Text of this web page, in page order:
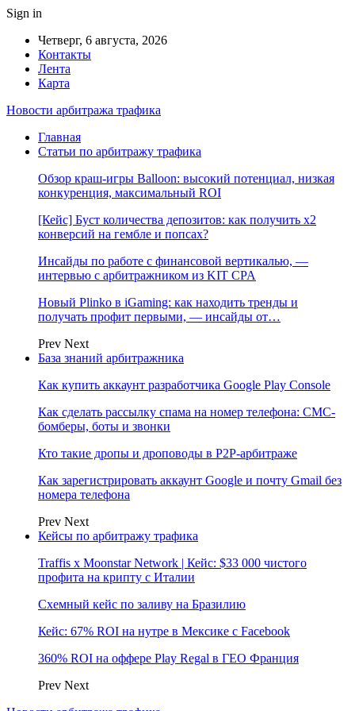
Sign in
Четверг, 6 августа, 2026
Контакты
Лента
Карта
Новости арбитража трафика
Главная
Статьи по арбитражу трафика
Обзор краш-игры Balloon: высокий потенциал, низкая
конкуренция, максимальный ROI
[Кейс] Буст количества депозитов: как получить х2
конверсий на гембле и попсах?
Инсайды по работе с финансовой вертикалью, —
интервью с арбитражником из KIT CPA
Новый Plinko в iGaming: как находить тренды и
получать профит первыми, — инсайды от…
Prev Next
База знаний арбитражника
Как купить аккаунт разработчика Google Play Console
Как сделать рассылку спама на номер телефона: СМС-
бомберы, боты и звонки
Кто такие дропы и дроповоды в P2P-арбитраже
Как зарегистрировать аккаунт Google и почту Gmail без
номера телефона
Prev Next
Кейсы по арбитражу трафика
Traffis x Moonstar Network | Кейс: $33 000 чистого
профита на крипту с Италии
Схемный кейс по заливу на Бразилию
Кейс: 67% ROI на нутре в Мексике с Facebook
360% ROI на оффере Play Regal в ГЕО Франция
Prev Next